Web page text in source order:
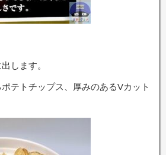
します。
テトチップス、厚みのあるVカット